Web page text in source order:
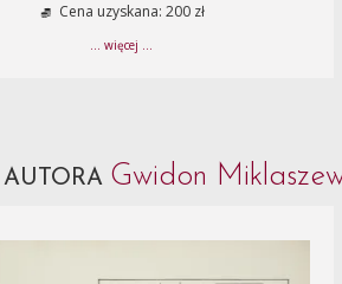
Cena uzyskana: 200 zł
... więcej ...
Gwidon